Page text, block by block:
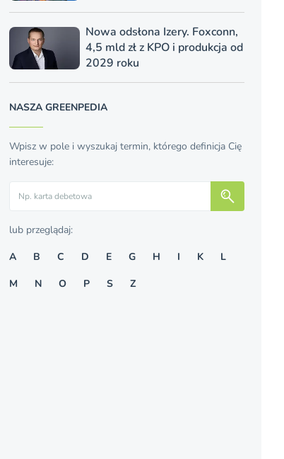
Nowa odsłona Izery. Foxconn,
4,5 mld zł z KPO i produkcja od
2029 roku
NASZA GREENPEDIA
Wpisz w pole i wyszukaj termin, którego definicja Cię
interesuje:
lub przeglądaj:
A
B C D E G H I K
L
M
N O P S Z